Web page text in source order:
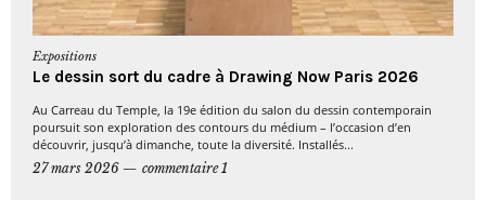
Expositions
Le dessin sort du cadre à Drawing Now Paris 2026
Au Carreau du Temple, la 19e édition du salon du dessin contemporain
poursuit son exploration des contours du médium – l’occasion d’en
découvrir, jusqu’à dimanche, toute la diversité. Installés...
27 mars 2026
commentaire 1